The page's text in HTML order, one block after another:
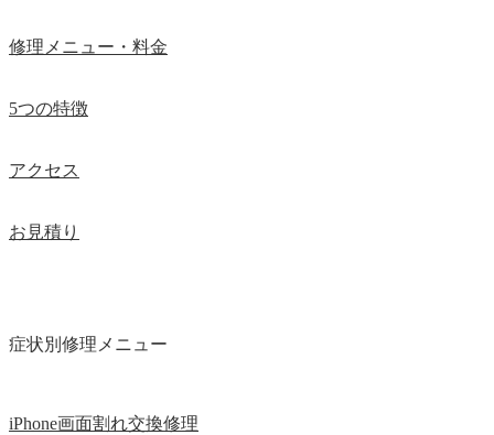
修理メニュー・料金
5つの特徴
アクセス
お見積り
症状別修理メニュー
iPhone画面割れ交換修理